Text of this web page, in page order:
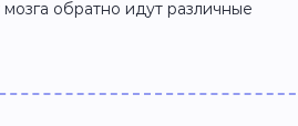
обратно идут различные